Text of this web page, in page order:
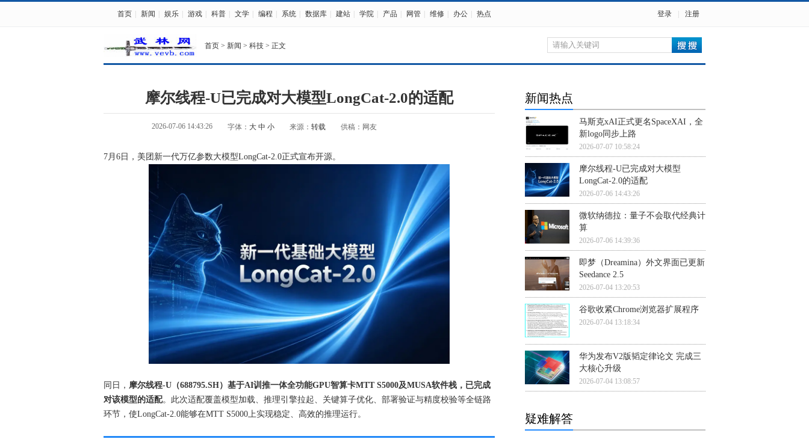
首页 新闻 娱乐 游戏 科普 文学 编程 系统 数据库 建站 学院 产品 网管 维修 办公 热点 登录 注册
首页 > 新闻 > 科技 > 正文
摩尔线程-U已完成对大模型LongCat-2.0的适配
2026-07-06 14:43:26 字体： 大 中 小 来源： 转载 供稿：网友
7月6日，美团新一代万亿参数大模型LongCat-2.0正式宣布开源。
同日， 摩尔线程-U（688795.SH）基于AI训推一体全功能GPU智算卡MTT S5000及MUSA软件栈，已完成
对该模型的适配。此次适配覆盖模型加载、推理引擎拉起、关键算子优化、部署验证与精度校验等全链路
环节，使LongCat-2.0能够在MTT S5000上实现稳定、高效的推理运行。
新闻热点
马斯克xAI正式更名SpaceXAI，全
新logo同步上路
2026-07-07 10:58:24
摩尔线程-U已完成对大模型
LongCat-2.0的适配
2026-07-06 14:43:26
微软纳德拉：量子不会取代经典计
算
2026-07-06 14:39:36
即梦（Dreamina）外文界面已更新
Seedance 2.5
2026-07-04 13:20:53
谷歌收紧Chrome浏览器扩展程序
2026-07-04 13:18:34
华为发布V2版韬定律论文 完成三
大核心升级
2026-07-04 13:08:57
疑难解答